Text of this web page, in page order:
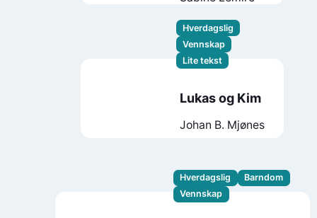
Hverdagslig
Vennskap
Lite tekst
Lukas og Kim
Johan B. Mjønes
Hverdagslig
Barndom
Vennskap